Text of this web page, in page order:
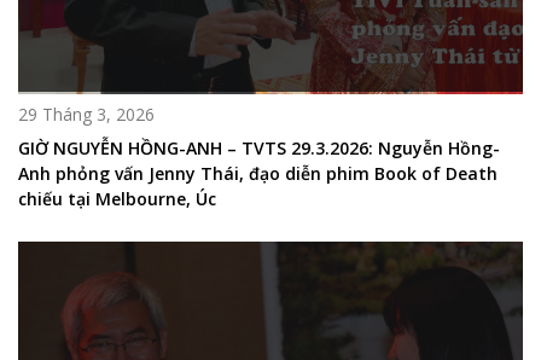
29 Tháng 3, 2026
GIỜ NGUYỄN HỒNG-ANH – TVTS 29.3.2026: Nguyễn Hồng-
Anh phỏng vấn Jenny Thái, đạo diễn phim Book of Death
chiếu tại Melbourne, Úc